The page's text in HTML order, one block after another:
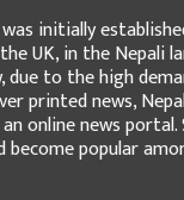
initially
UK, in the
due to the high
printed news,
online news
become popular